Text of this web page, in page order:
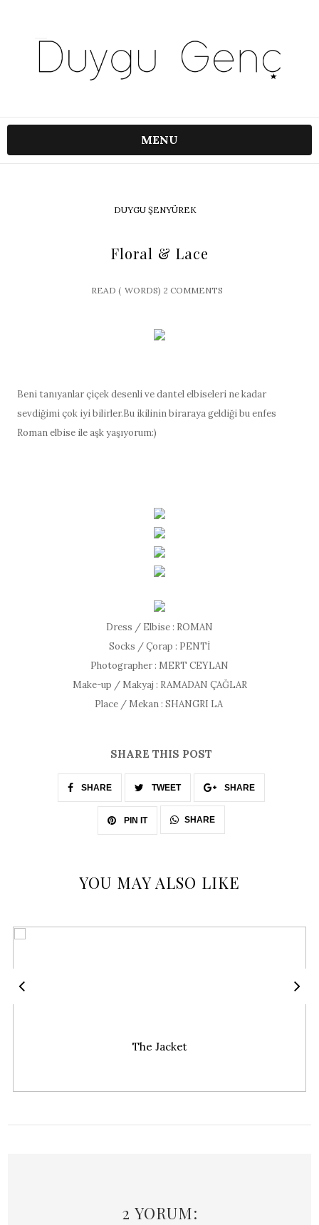
MENU
DUYGU ŞENYÜREK
Floral & Lace
READ ( WORDS) 2 COMMENTS
Beni tanıyanlar çiçek desenli ve dantel elbiseleri ne kadar
sevdiğimi çok iyi bilirler.Bu ikilinin biraraya geldiği bu enfes
Roman elbise ile aşk yaşıyorum:)
Dress / Elbise : ROMAN
Socks / Çorap : PENTİ
Photographer : MERT CEYLAN
Make-up / Makyaj : RAMADAN ÇAĞLAR
Place / Mekan : SHANGRI LA
SHARE THIS POST
SHARE TWEET SHARE
PIN IT SHARE
YOU MAY ALSO LIKE
The Jacket
2 YORUM: